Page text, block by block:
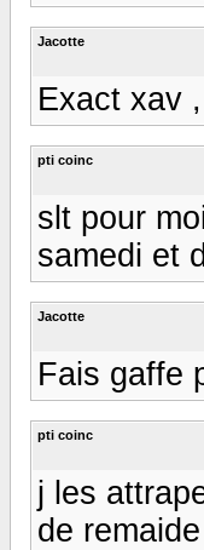
Jacotte
Exact xav
pti coinc
slt pour
samedi et
Jacotte
Fais gaffe
pti coinc
j les
de